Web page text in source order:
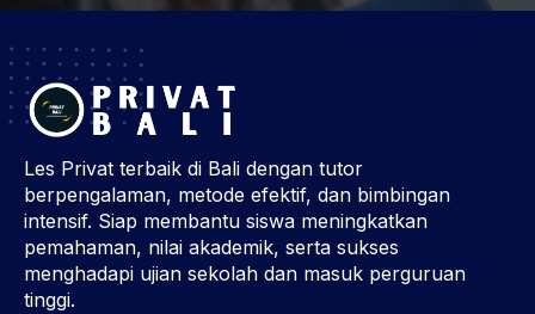
Les Privat terbaik di Bali dengan tutor
berpengalaman, metode efektif, dan bimbingan
intensif. Siap membantu siswa meningkatkan
pemahaman, nilai akademik, serta sukses
menghadapi ujian sekolah dan masuk perguruan
tinggi.